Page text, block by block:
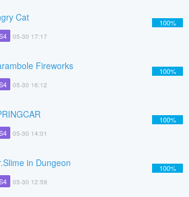
Cat
05-30 17:17
100%
Fireworks
05-30 16:12
100%
05-30 14:01
100%
in Dungeon
05-30 12:59
100%